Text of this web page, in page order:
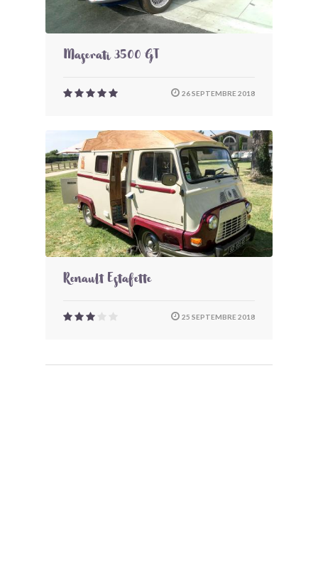
Maserati 3500 GT
26 SEPTEMBRE 2018
Renault Estafette
25 SEPTEMBRE 2018